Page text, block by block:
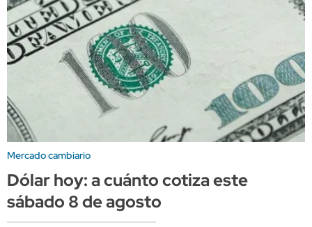
Mercado cambiario
Dólar hoy: a cuánto cotiza este
sábado 8 de agosto